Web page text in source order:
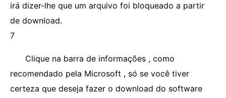
irá dizer-lhe que um arquivo foi bloqueado a partir
de download.
7
Clique na barra de informações , como
recomendado pela Microsoft , só se você tiver
certeza que deseja fazer o download do software